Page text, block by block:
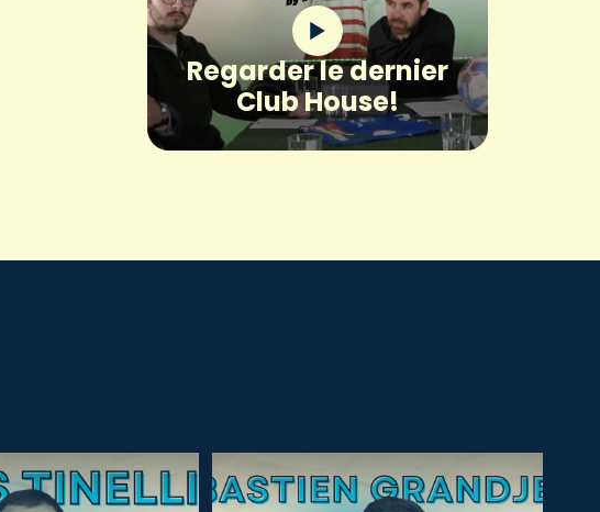
Regarder le dernier
Club House!